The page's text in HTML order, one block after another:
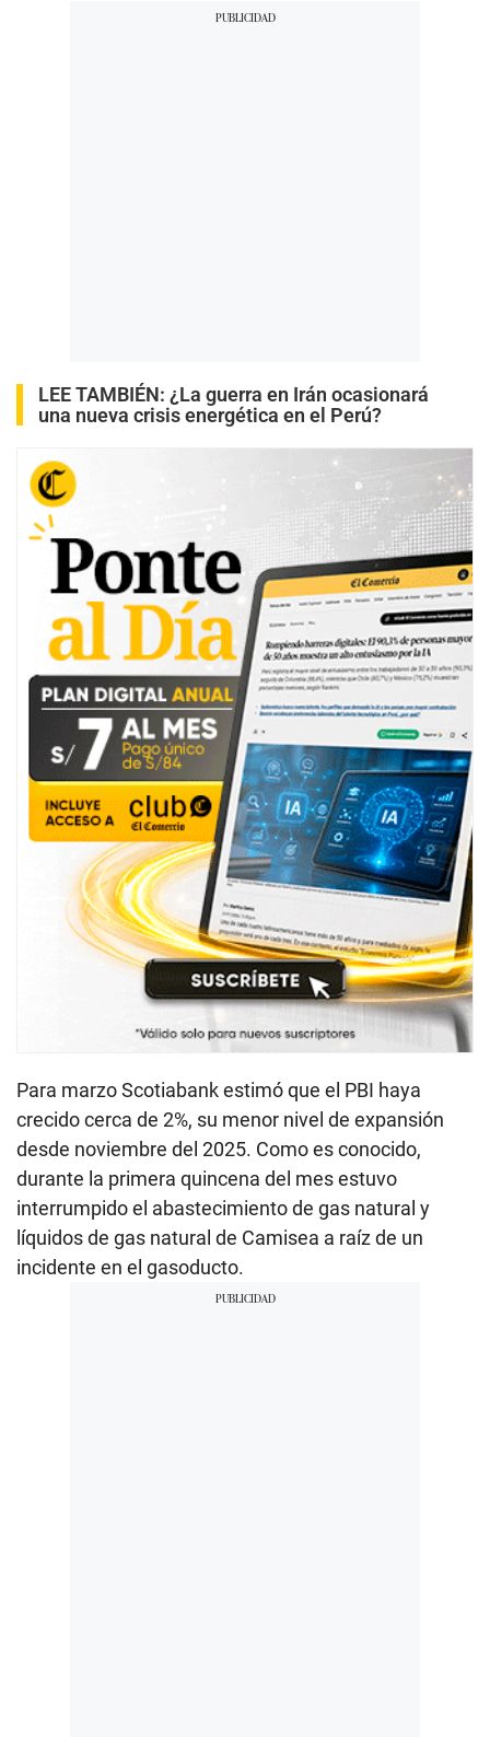
LEE TAMBIÉN: ¿La guerra en Irán ocasionará
una nueva crisis energética en el Perú?
Para marzo Scotiabank estimó que el PBI haya
crecido cerca de 2%, su menor nivel de expansión
desde noviembre del 2025. Como es conocido,
durante la primera quincena del mes estuvo
interrumpido el abastecimiento de gas natural y
líquidos de gas natural de Camisea a raíz de un
incidente en el gasoducto.